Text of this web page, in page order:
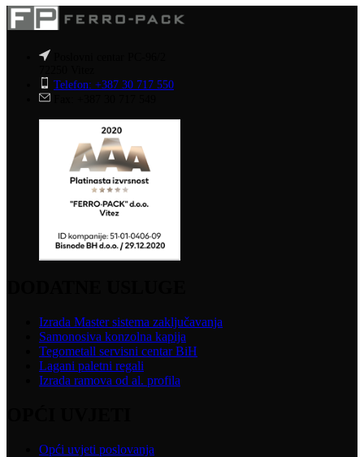
Telefon: +387 30 717 550
Izrada Master sistema zaključavanja
Samonosiva konzolna kapija
Tegometall servisni centar BiH
Lagani paletni regali
Izrada ramova od al. profila
Opći uvjeti poslovanja